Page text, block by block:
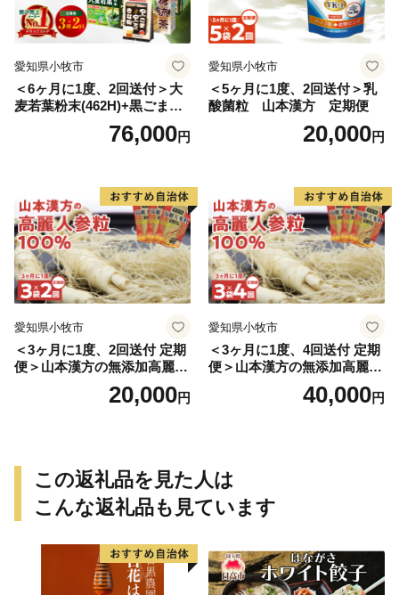
愛知県小牧市
＜6ヶ月に1度、2回送付＞大
麦若葉粉末(462H)+黒ごま黒
豆きな粉+ 糖流茶 山本漢
76,000円
愛知県小牧市
＜5ヶ月に1度、2回送付＞乳
酸菌粒 山本漢方 定期便
20,000円
愛知県小牧市
＜3ヶ月に1度、2回送付 定期
便＞山本漢方の無添加高麗人
20,000円
愛知県小牧市
＜3ヶ月に1度、4回送付 定期
便＞山本漢方の無添加高麗人
40,000円
この返礼品を見た人は
こんな返礼品も見ています